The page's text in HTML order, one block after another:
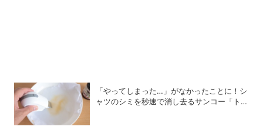
「やってしまった…」がなかったことに！シ
ャツのシミを秒速で消し去るサンコー「トル